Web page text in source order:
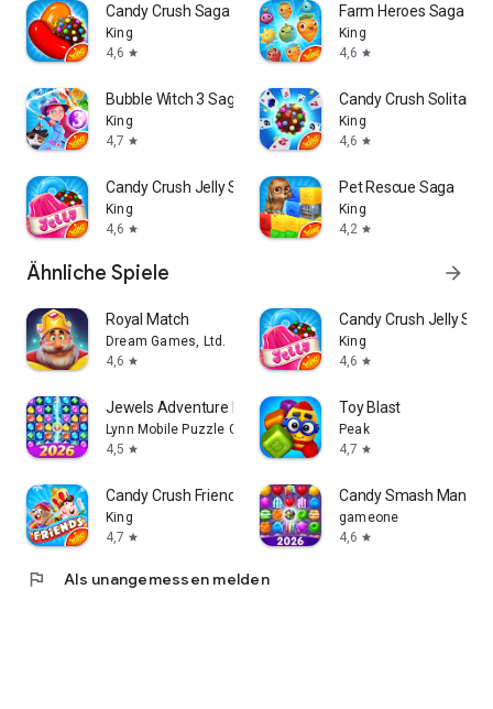
Candy Crush Saga
King
4,6 star
Farm Heroes Saga
King
4,6 star
Bubble Witch 3 Saga
King
4,7 star
Candy Crush Solitaire
King
4,6 star
Candy Crush Jelly Saga
King
4,6 star
Pet Rescue Saga
King
4,2 star
Ähnliche Spiele arrow_forward
Royal Match
Dream Games, Ltd.
4,6 star
Candy Crush Jelly
King
4,6 star
Jewels Adventure Match Blast
Lynn Mobile Puzzle Games
4,5 star
Toy Blast
Peak
4,7 star
Candy Crush Friends Saga
King
4,7 star
Candy Smash Mania
gameone
4,6 star
flag Als unangemessen melden